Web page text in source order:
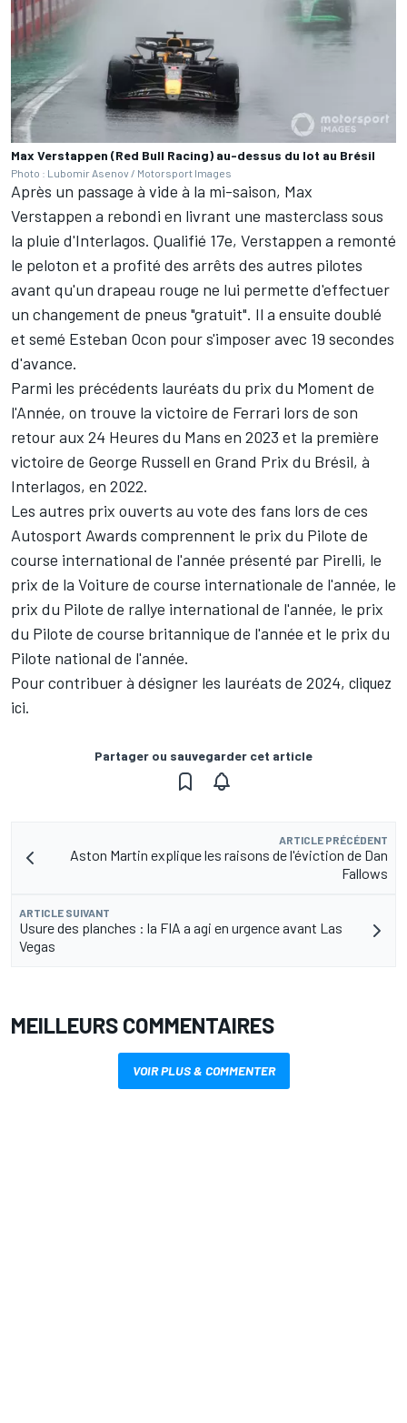
Max Verstappen (Red Bull Racing) au-dessus du lot au Brésil
Photo : Lubomir Asenov / Motorsport Images
Après un passage à vide à la mi-saison, Max
Verstappen a rebondi en livrant une masterclass sous
la pluie d'Interlagos. Qualifié 17e, Verstappen a remonté
le peloton et a profité des arrêts des autres pilotes
avant qu'un drapeau rouge ne lui permette d'effectuer
un changement de pneus "gratuit". Il a ensuite doublé
et semé Esteban Ocon pour s'imposer avec 19 secondes
d'avance.
Parmi les précédents lauréats du prix du Moment de
l'Année, on trouve la victoire de Ferrari lors de son
retour aux 24 Heures du Mans en 2023 et la première
victoire de George Russell en Grand Prix du Brésil, à
Interlagos, en 2022.
Les autres prix ouverts au vote des fans lors de ces
Autosport Awards comprennent le prix du Pilote de
course international de l'année présenté par Pirelli, le
prix de la Voiture de course internationale de l'année, le
prix du Pilote de rallye international de l'année, le prix
du Pilote de course britannique de l'année et le prix du
Pilote national de l'année.
Pour contribuer à désigner les lauréats de 2024, cliquez
ici.
Partager ou sauvegarder cet article
ARTICLE PRÉCÉDENT
Aston Martin explique les raisons de l'éviction de Dan
Fallows
ARTICLE SUIVANT
Usure des planches : la FIA a agi en urgence avant Las
Vegas
MEILLEURS COMMENTAIRES
VOIR PLUS & COMMENTER